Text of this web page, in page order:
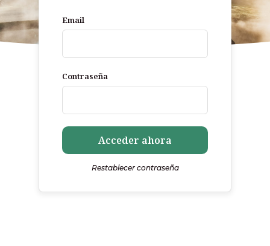
Email
Contraseña
Acceder ahora
Restablecer contraseña